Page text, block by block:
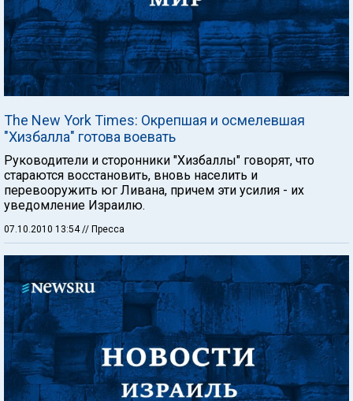
The New York Times: Окрепшая и осмелевшая
"Хизбалла" готова воевать
Руководители и сторонники "Хизбаллы" говорят, что
стараются восстановить, вновь населить и
перевооружить юг Ливана, причем эти усилия - их
уведомление Израилю.
07.10.2010 13:54 // Пресса